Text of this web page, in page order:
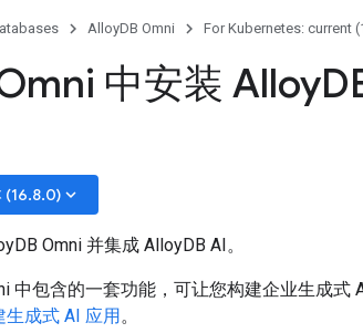
AlloyDB Omni For Kubernetes: current
中安装 Alloy
(16.8.0) keyboard_arrow_down
Omni 并集成 AlloyDB AI。
中包含的一套功能，可让您构建企业生成式
生成式 AI 应用。